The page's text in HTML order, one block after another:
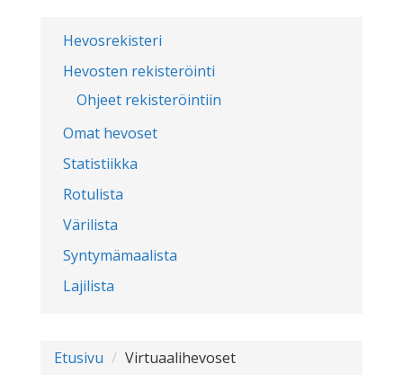
Hevosrekisteri
Hevosten rekisteröinti
Ohjeet rekisteröintiin
Omat hevoset
Statistiikka
Rotulista
Värilista
Syntymämaalista
Lajilista
Etusivu Virtuaalihevoset